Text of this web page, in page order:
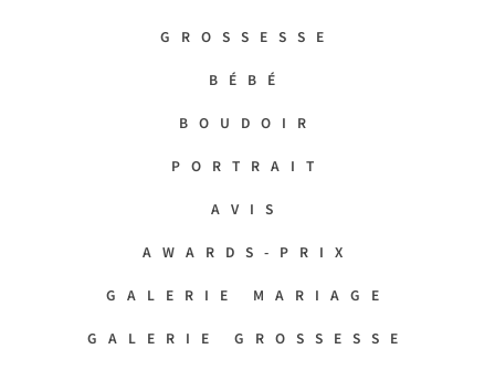
GROSSESSE
BÉBÉ
BOUDOIR
PORTRAIT
AVIS
AWARDS-PRIX
GALERIE MARIAGE
GALERIE GROSSESSE